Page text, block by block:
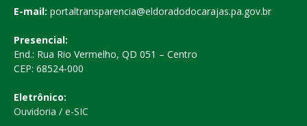
E-mail: portaltransparencia@eldoradodocarajas.pa.gov.br
Presencial:
End.: Rua Rio Vermelho, QD 051 – Centro
CEP: 68524-000
Eletrônico:
Ouvidoria / e-SIC